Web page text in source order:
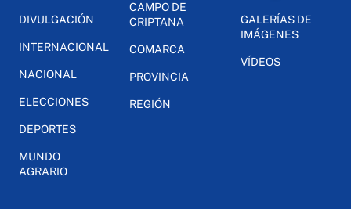
DIVULGACIÓN
INTERNACIONAL
NACIONAL
ELECCIONES
DEPORTES
MUNDO
AGRARIO
CAMPO DE
CRIPTANA
COMARCA
PROVINCIA
REGIÓN
GALERÍAS DE
IMÁGENES
VÍDEOS